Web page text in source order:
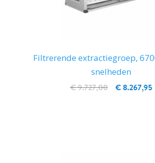
Filtrerende extractiegroep,
snelheden
€ 8.267,95
€ 9.727,00